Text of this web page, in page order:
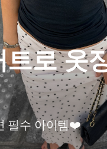
트로 옷
필수 아이템❤️